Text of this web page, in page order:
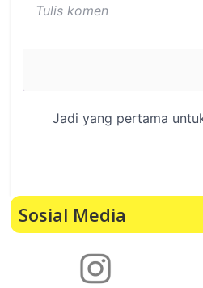
Sosial Media